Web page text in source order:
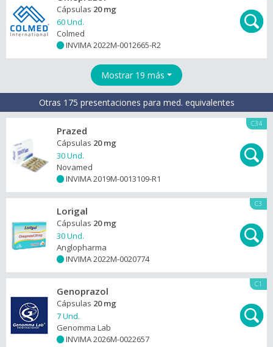
Cápsulas 20 mg
60 Und.
Colmed
INVIMA 2022M-0012665-R2
Mostrar 19 más
Otras 175 presentaciones para med. equivalentes
C34
Prazed
Cápsulas 20 mg
30 Und.
Novamed
INVIMA 2019M-0013109-R1
C3
Lorigal
Cápsulas 20 mg
30 Und.
Anglopharma
INVIMA 2022M-0020774
C1
Genoprazol
Cápsulas 20 mg
7 Und.
Genomma Lab
INVIMA 2026M-0022657